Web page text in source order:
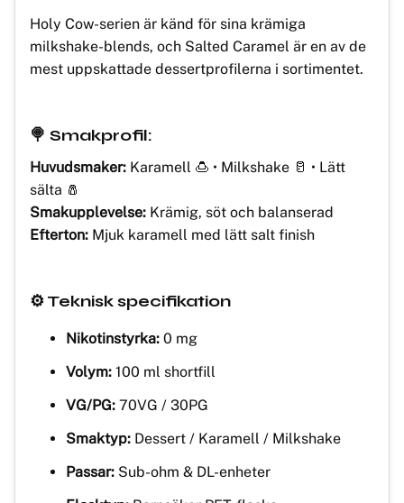
Holy Cow-serien är känd för sina krämiga
milkshake-blends, och Salted Caramel är en av de
mest uppskattade dessertprofilerna i sortimentet.
🍭 Smakprofil:
Huvudsmaker: Karamell 🍮 • Milkshake 🥛 • Lätt
sälta 🧂
Smakupplevelse: Krämig, söt och balanserad
Efterton: Mjuk karamell med lätt salt finish
⚙️ Teknisk specifikation
Nikotinstyrka: 0 mg
Volym: 100 ml shortfill
VG/PG: 70VG / 30PG
Smaktyp: Dessert / Karamell / Milkshake
Passar: Sub-ohm & DL-enheter